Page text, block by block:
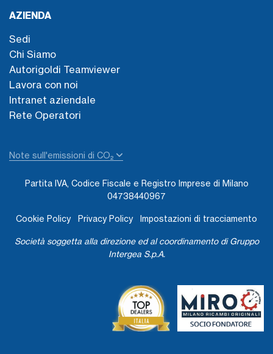
AZIENDA
Sedi
Chi Siamo
Autorigoldi Teamviewer
Lavora con noi
Intranet aziendale
Rete Operatori
Note sull'emissioni di CO₂
Partita IVA, Codice Fiscale e Registro Imprese di Milano
04738440967
Cookie Policy Privacy Policy Impostazioni di tracciamento
Società soggetta alla direzione ed al coordinamento di Gruppo
Intergea S.p.A.